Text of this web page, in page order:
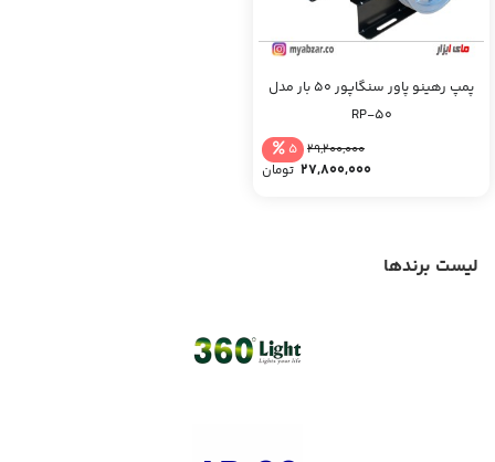
پمپ رهینو پاور سنگاپور 50 بار مدل
RP-50
29,200,000
5
27,800,000 تومان
لیست برندها